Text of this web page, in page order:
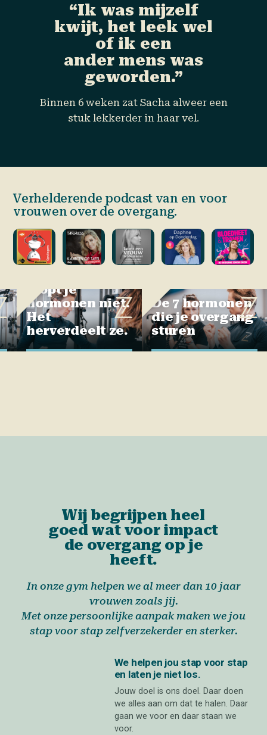
“Ik was mijzelf
kwijt, het leek wel
of ik een
ander mens was
geworden.”
Binnen 6 weken zat Sacha alweer een
stuk lekkerder in haar vel.
Verhelderende podcast van en voor
vrouwen over de overgang.
Opvliegers
Over de overgang bestaan veel misverstanden.
In deze podcast volgt vijftigplusser Elles de
Bruin de overgang in de hoop het taboe nu
eindelijk te doorbreken.
44 m
haar leven en relaties.
44 m
Beluister via je favoriete podcast-app
Daphne op Donderdag — Caroline Tensen
gezichten van de Nederlandse televisie en
durft als een van de eersten de hevige impact
van de menopauze aan te kaarten. Open, eerlijk
en heel herkenbaar.
69 m
Bloedheet & Tranen
De overgang zonder onzin! In Bloedheet &
Tranen beantwoordt Evi Hanssen, samen met
brandende vraag over de overgang. Kort,
helder en met praktische tips.
stopt je
hormonen niet.
Het
herverdeelt ze.
De 7 hormonen
die je overgang
sturen
Wij begrijpen heel
goed wat voor impact
de overgang op je
heeft.
In onze gym helpen we al meer dan 10 jaar
vrouwen zoals jij.
Met onze persoonlijke aanpak maken we jou
stap voor stap zelfverzekerder en sterker.
We helpen jou stap voor stap
en laten je niet los.
Jouw doel is ons doel. Daar doen
we alles aan om dat te halen. Daar
gaan we voor en daar staan we
voor.